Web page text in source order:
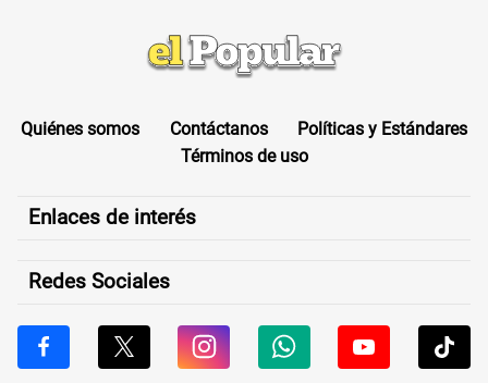
Quiénes somos Contáctanos
Políticas y Estándares
Términos de uso
Enlaces de interés
Redes Sociales